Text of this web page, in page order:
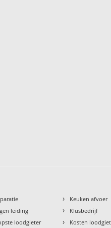
leiding
loodgieter
› Keuken afvoer
› Klusbedrijf
› Kosten